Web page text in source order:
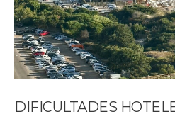
DIFICULTADES